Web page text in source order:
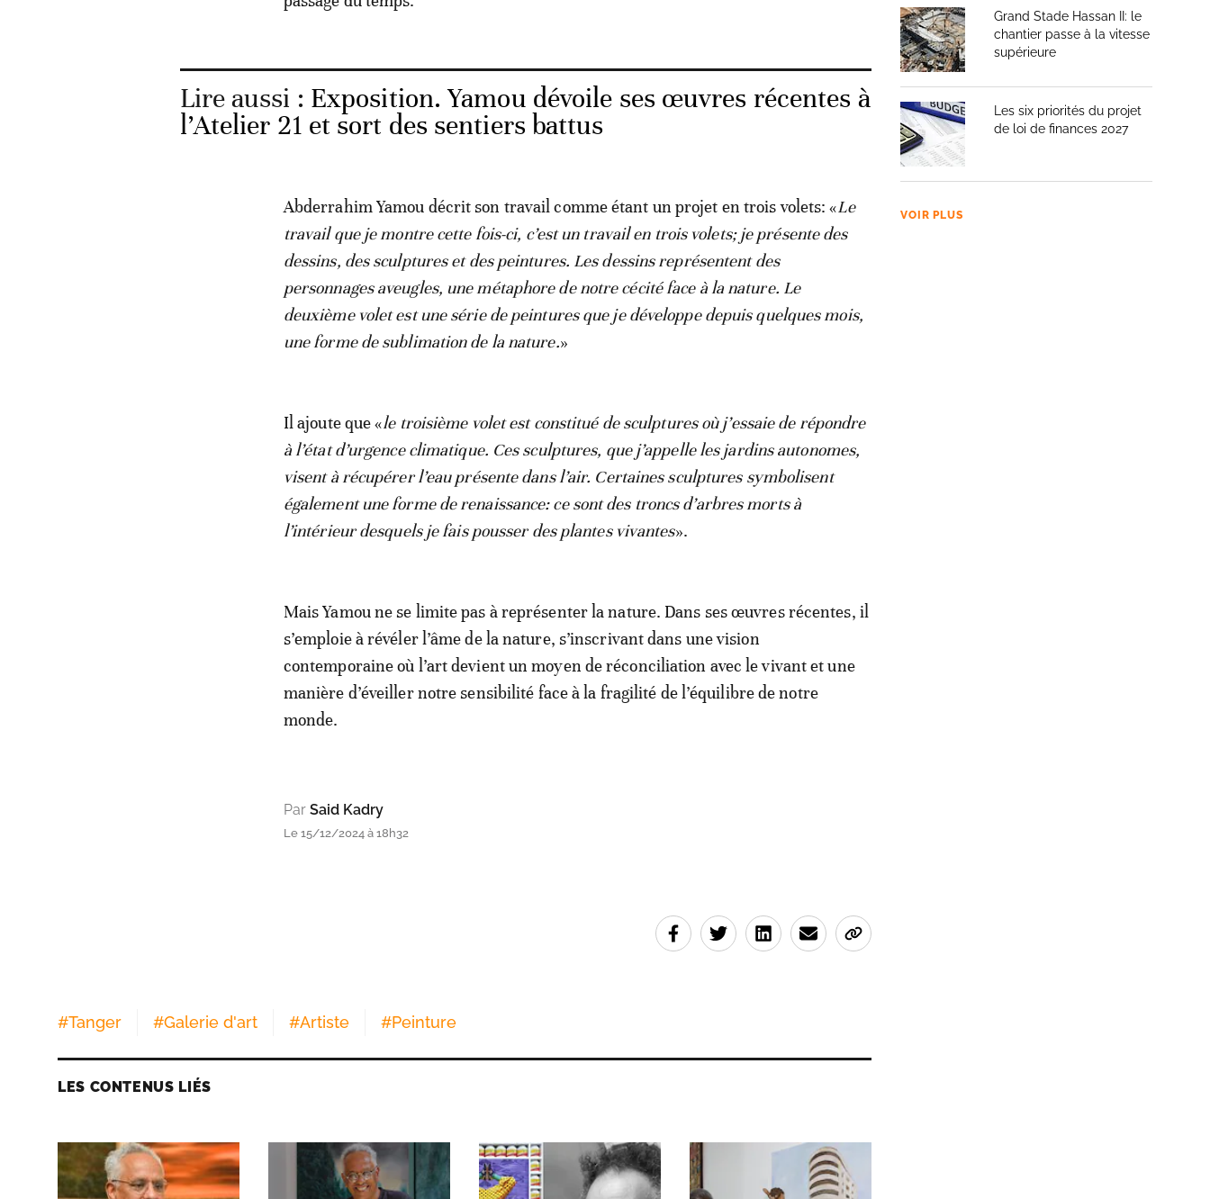
Lire aussi : Exposition. Yamou dévoile ses œuvres récentes à
l’Atelier 21 et sort des sentiers battus
Abderrahim Yamou décrit son travail comme étant un projet en trois volets: «Le
travail que je montre cette fois-ci, c’est un travail en trois volets; je présente des
dessins, des sculptures et des peintures. Les dessins représentent des
personnages aveugles, une métaphore de notre cécité face à la nature. Le
deuxième volet est une série de peintures que je développe depuis quelques mois,
une forme de sublimation de la nature.»
Il ajoute que «le troisième volet est constitué de sculptures où j’essaie de répondre
à l’état d’urgence climatique. Ces sculptures, que j’appelle les jardins autonomes,
visent à récupérer l’eau présente dans l’air. Certaines sculptures symbolisent
également une forme de renaissance: ce sont des troncs d’arbres morts à
l’intérieur desquels je fais pousser des plantes vivantes».
Mais Yamou ne se limite pas à représenter la nature. Dans ses œuvres récentes, il
s’emploie à révéler l’âme de la nature, s’inscrivant dans une vision
contemporaine où l’art devient un moyen de réconciliation avec le vivant et une
manière d’éveiller notre sensibilité face à la fragilité de l’équilibre de notre
monde.
Par Said Kadry
Le 15/12/2024 à 18h32
#Tanger #Galerie d'art #Artiste #Peinture
LES CONTENUS LIÉS
Grand Stade Hassan II: le
chantier passe à la vitesse
supérieure
Les six priorités du projet
de loi de finances 2027
VOIR PLUS